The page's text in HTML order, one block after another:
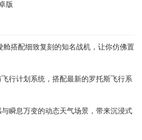
舱搭配细致复刻的知名战机，让你仿佛置
行计划系统，搭配最新的罗托斯飞行系
瞬息万变的动态天气场景，带来沉浸式